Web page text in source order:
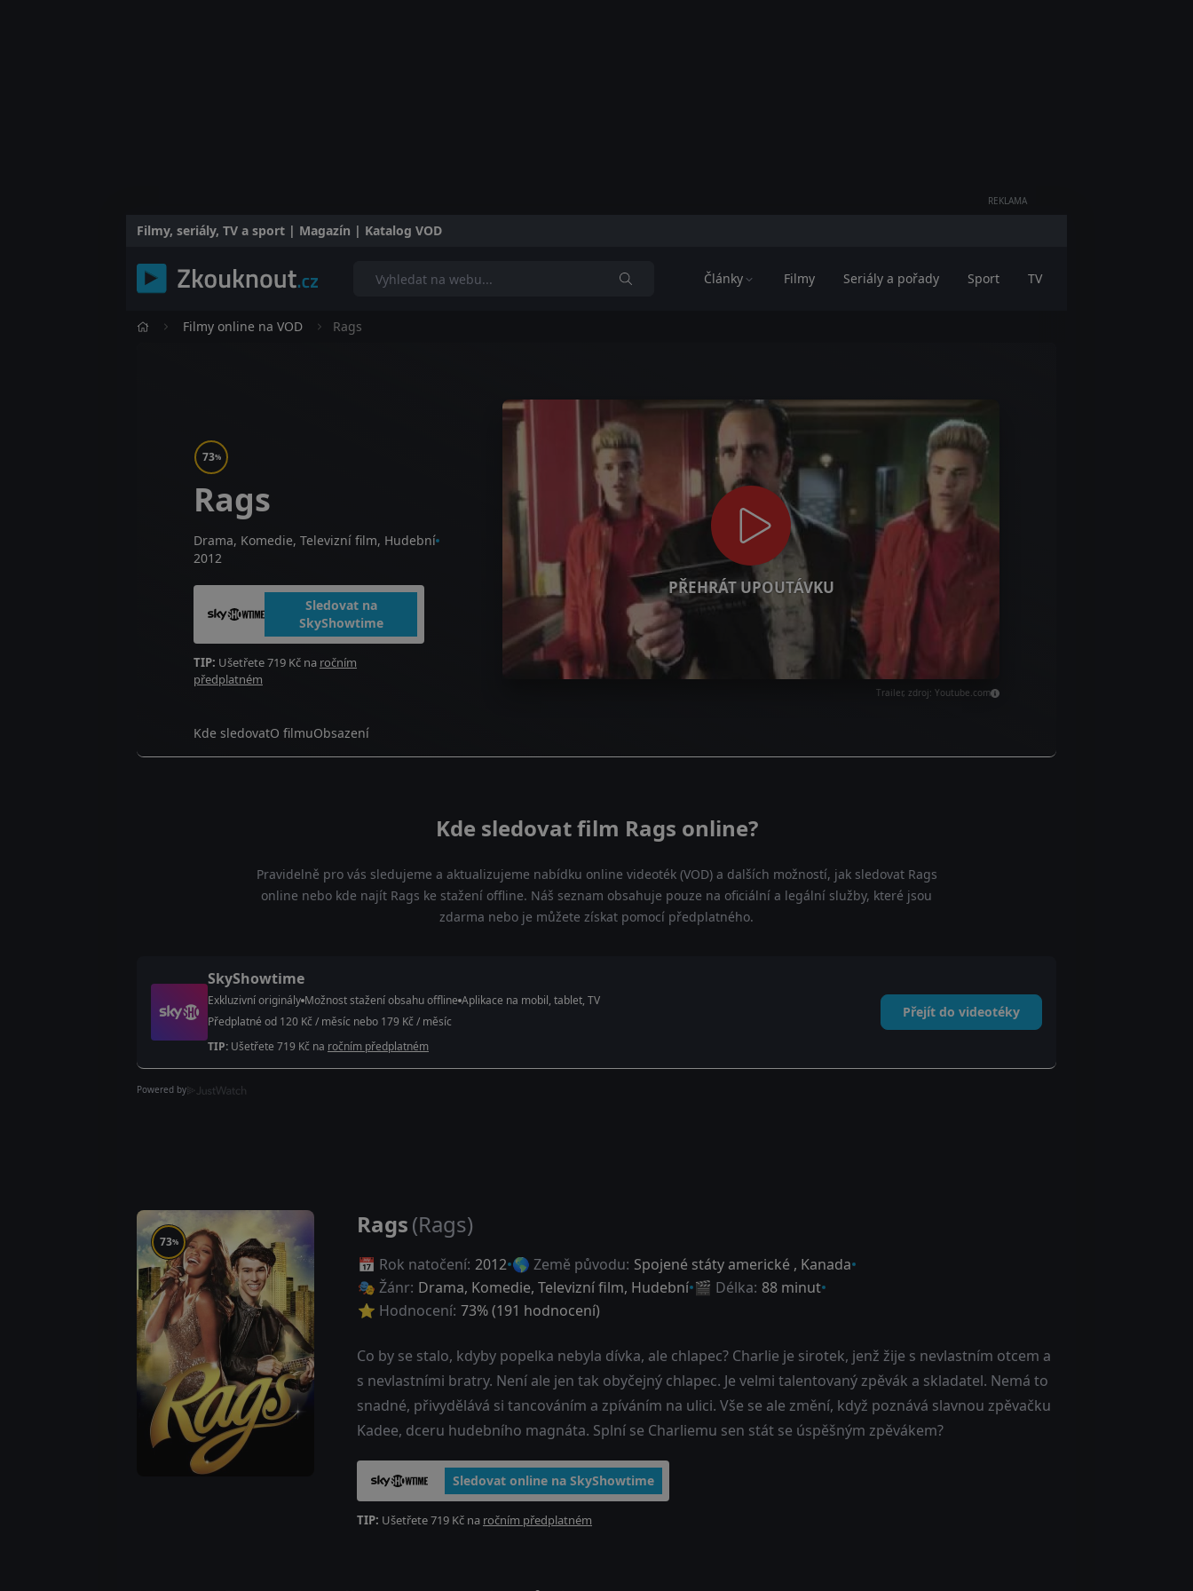
REKLAMA
Filmy, seriály, TV a sport | Magazín | Katalog VOD
Články Filmy Seriály a pořady Sport TV
Filmy online na VOD Rags
PŘEHRÁT UPOUTÁVKU
Trailer, zdroj: Youtube.com
73%
Rags
Drama, Komedie, Televizní film, Hudební
2012
Sledovat na
SkyShowtime
TIP: Ušetřete 719 Kč na ročním
předplatném
Kde sledovatO filmuObsazení
Kde sledovat film Rags online?
Pravidelně pro vás sledujeme a aktualizujeme nabídku online videoték (VOD) a dalších možností, jak sledovat Rags
online nebo kde najít Rags ke stažení offline. Náš seznam obsahuje pouze na oficiální a legální služby, které jsou
zdarma nebo je můžete získat pomocí předplatného.
SkyShowtime
Exkluzivní originály Možnost stažení obsahu offline Aplikace na mobil, tablet, TV
Předplatné od 120 Kč / měsíc nebo 179 Kč / měsíc
TIP: Ušetřete 719 Kč na ročním předplatném
Přejít do videotéky
Powered by
73%
Rags(Rags)
📅 Rok natočení: 2012 🌎 Země původu: Spojené státy americké , Kanada
🎭 Žánr: Drama, Komedie, Televizní film, Hudební 🎬 Délka: 88 minut
⭐ Hodnocení: 73% (191 hodnocení)
Co by se stalo, kdyby popelka nebyla dívka, ale chlapec? Charlie je sirotek, jenž žije s nevlastním otcem a
s nevlastními bratry. Není ale jen tak obyčejný chlapec. Je velmi talentovaný zpěvák a skladatel. Nemá to
snadné, přivydělává si tancováním a zpíváním na ulici. Vše se ale změní, když poznává slavnou zpěvačku
Kadee, dceru hudebního magnáta. Splní se Charliemu sen stát se úspěšným zpěvákem?
Sledovat online na SkyShowtime
TIP: Ušetřete 719 Kč na ročním předplatném